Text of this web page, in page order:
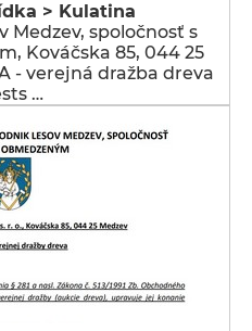
> Kulatina
Medzev, spoločnosť s
Kováčska 85, 044 25
- verejná dražba dreva
…